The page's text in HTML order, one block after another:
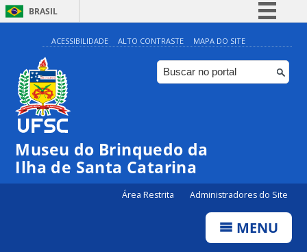
BRASIL
Simplifique!
Comunica BR
Participe
Canais
ACESSIBILIDADE ALTO CONTRASTE MAPA DO SITE
Museu do Brinquedo da
Ilha de Santa Catarina
Área Restrita Administradores do Site
MENU